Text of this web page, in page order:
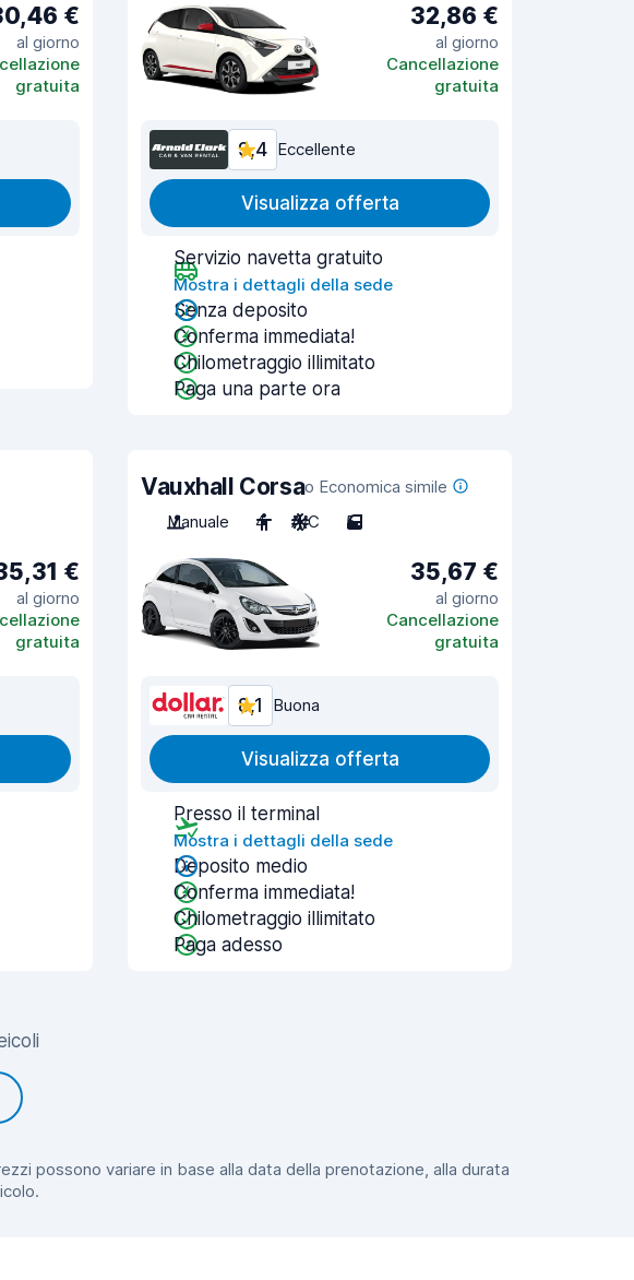
€
al giorno
gratuita
32,86 €
al giorno
Cancellazione
gratuita
9,4 Eccellente
Visualizza offerta
Servizio navetta gratuito
Mostra i dettagli della sede
Senza deposito
Conferma immediata!
Chilometraggio illimitato
Paga una parte ora
€
al giorno
gratuita
Vauxhall Corsao Economica simile
Manuale
4 A/C 5
35,67 €
al giorno
Cancellazione
gratuita
8,1 Buona
Visualizza offerta
Presso il terminal
Mostra i dettagli della sede
Deposito medio
Conferma immediata!
Chilometraggio illimitato
Paga adesso
possono variare in base alla data della prenotazione, alla durata